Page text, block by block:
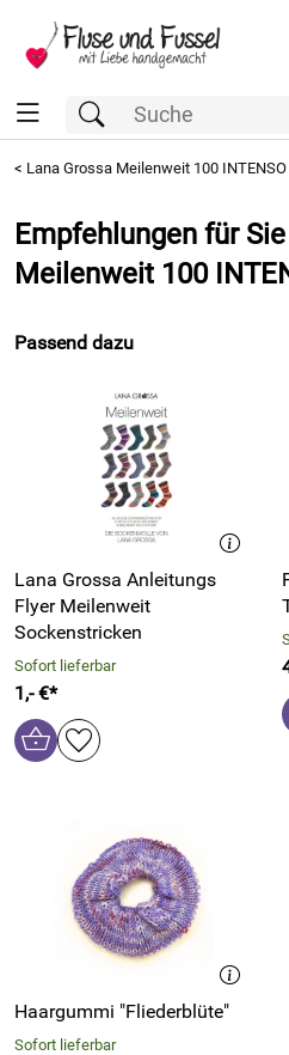
< Lana Grossa Meilenweit 100
Empfehlungen für
Meilenweit 100
Passend dazu
Lana Grossa Anleitungs
Flyer Meilenweit
Sockenstricken
Sofort lieferbar
1,- €*
Haargummi "Fliederblüte"
Sofort lieferbar